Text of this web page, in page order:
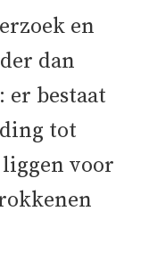
en
dan
er bestaat
tot
liggen voor